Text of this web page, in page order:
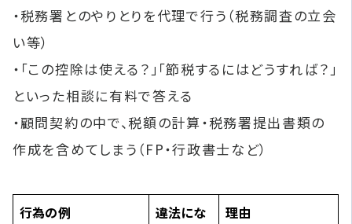
・税務署とのやりとりを代理で行う（税務調査の立会
い等）
・「この控除は使える？」「節税するにはどうすれば？」
といった相談に有料で答える
・顧問契約の中で、税額の計算・税務署提出書類の
作成を含めてしまう（FP・行政書士など）
行為の例
違法にな
理由